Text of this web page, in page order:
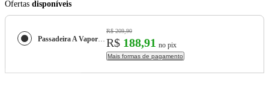
Ofertas disponíveis
Passadeira A Vapor Mondial Portátil Fast Steam 127V VP-09
R$ 209,90
R$ 188,91 no pix
Mais formas de pagamento